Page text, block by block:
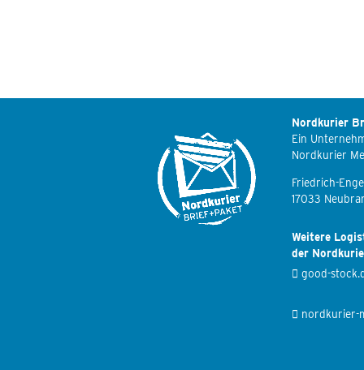
Nordkurier
Ein
Nordkurier
Friedrich-
17033
Weitere
der
good-
nordkurier-